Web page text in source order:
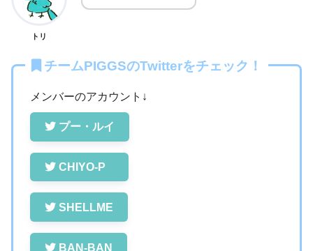
トリ
チームPIGGSのTwitterをチェック！
メンバーのアカウント↓
プー・ルイ
CHIYO-P
SHELLME
BAN-BAN